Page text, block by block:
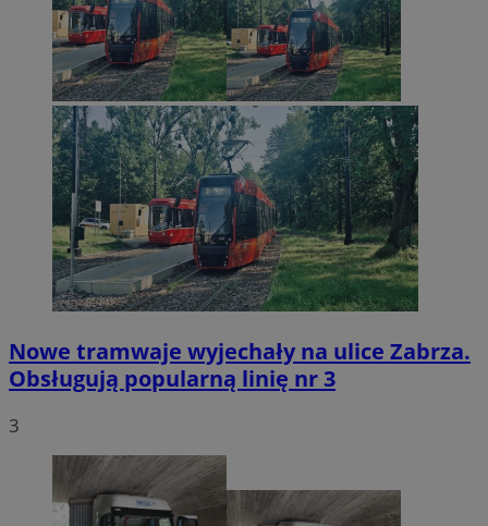
Nowe tramwaje wyjechały na ulice Zabrza.
Obsługują popularną linię nr 3
3